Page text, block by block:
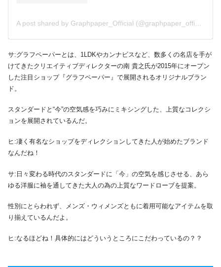
サ:グラフペーパーとは、1LDKやカンナビスなど、数多くの名店を手が
けてきたクリエイティブディレクターの南 貴之氏が2015年にオープン
した注目ショップ『グラフペーパー』で展開されるオリジナルブラン
ド。
スタンダードと“今”の空気感を巧みにミキシングした、上質なコレクシ
ョンを展開されているんだ。
ヒ:凄く有名なショップをディレクションしてきた人が始めたブランド
なんだね！
サ:日々変わる時代のスタンダードに「今」の空気を感じさせる、あら
ゆる洋服に袖を通してきた大人の為の上質なワードローブを提案。
性別にとらわれず、メンズ・ウィメンズともに着用可能なアイテムを取
り揃えているんだよ。
ヒ:なるほどね！具体的にはどういうところにこだわっているの？？